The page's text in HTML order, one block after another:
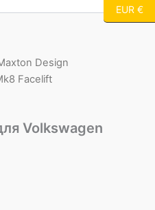
Design
Facelift
Volkswagen
EUR €